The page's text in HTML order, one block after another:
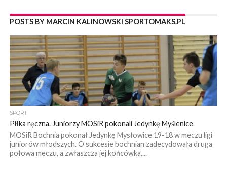
POSTS BY MARCIN KALINOWSKI SPORTOMAKS.PL
SPORT
Piłka ręczna. Juniorzy MOSiR pokonali Jedynkę Myślenice
MOSiR Bochnia pokonał Jedynkę Mysłowice 19-18 w meczu ligi
juniorów młodszych. O sukcesie bochnian zadecydowała druga
połowa meczu, a zwłaszcza jej końcówka,...